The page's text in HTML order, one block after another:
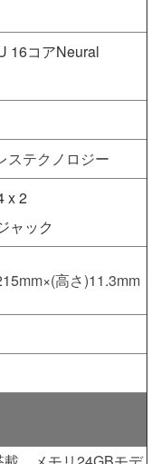
16コアNeural
ステクノロジー
x 2
ャック
高さ)11.3mm